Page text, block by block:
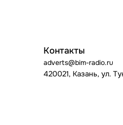
Контакты
adverts@bim-radio.ru
420021, Казань, ул.